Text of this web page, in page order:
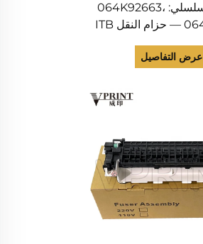
الرقم التسلسلي: 064K92663،
064K93623 — حزام النقل ITB
عرض التفاصيل